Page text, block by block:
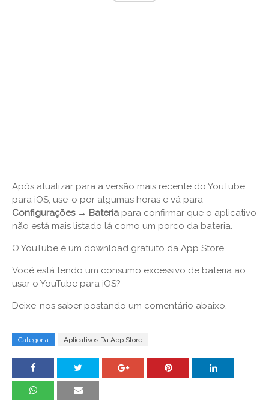
Após atualizar para a versão mais recente do YouTube
para iOS, use-o por algumas horas e vá para
Configurações → Bateria para confirmar que o aplicativo
não está mais listado lá como um porco da bateria.
O YouTube é um download gratuito da App Store.
Você está tendo um consumo excessivo de bateria ao
usar o YouTube para iOS?
Deixe-nos saber postando um comentário abaixo.
Categoria Aplicativos Da App Store